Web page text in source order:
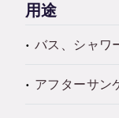
用途
バス、シャワ
アフターサン